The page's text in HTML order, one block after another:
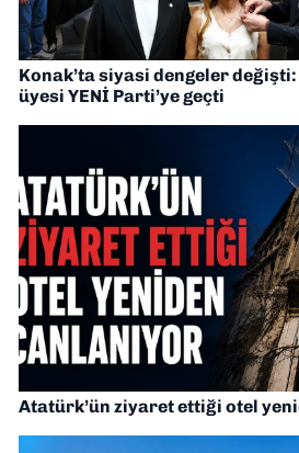
Konak’ta siyasi dengeler
üyesi YENİ Parti’ye geçti
Atatürk’ün ziyaret ettiği otel